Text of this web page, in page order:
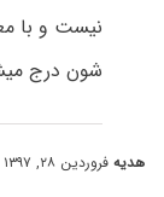
نیست و با
شون درج
هدیهفروردین ۲۸, ۱۳۹۷ at ۴:۳۱ ب٫ظ